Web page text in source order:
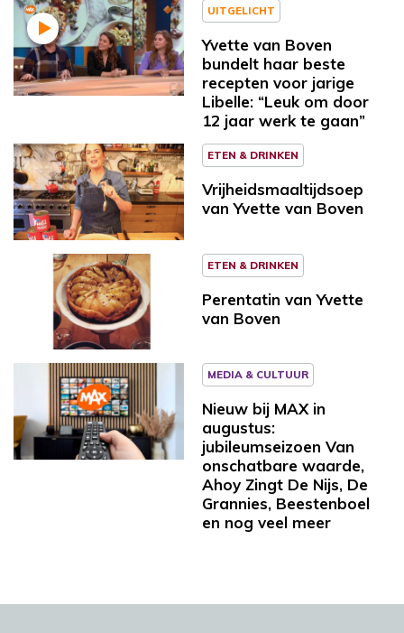
UITGELICHT
Yvette van Boven
bundelt haar beste
recepten voor jarige
Libelle: “Leuk om door
12 jaar werk te gaan”
ETEN & DRINKEN
Vrijheidsmaaltijdsoep
van Yvette van Boven
ETEN & DRINKEN
Perentatin van Yvette
van Boven
MEDIA & CULTUUR
Nieuw bij MAX in
augustus:
jubileumseizoen Van
onschatbare waarde,
Ahoy Zingt De Nijs, De
Grannies, Beestenboel
en nog veel meer